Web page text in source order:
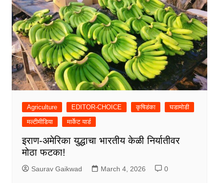
Agriculture EDITOR-CHOICE कृषिडंका
घडामोडी
मल्टीमीडिया
मार्केट यार्ड
इराण-अमेरिका युद्धाचा भारतीय केळी निर्यातीवर
मोठा फटका!
Saurav Gaikwad March 4, 2026 0